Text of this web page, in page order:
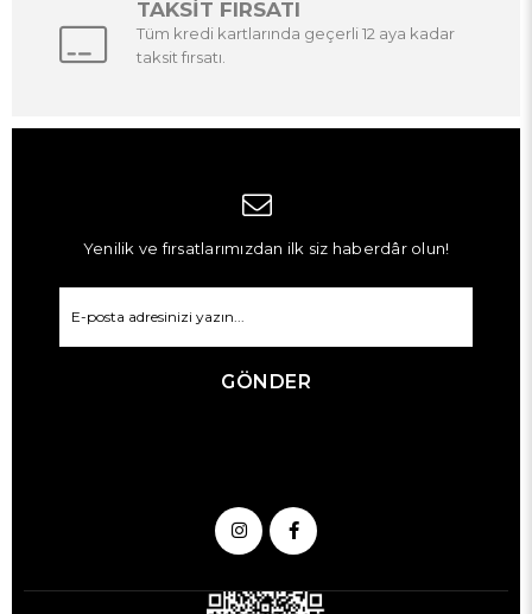
TAKSİT FIRSATI
Tüm kredi kartlarında geçerli 12 aya kadar
taksit fırsatı.
Yenilik ve fırsatlarımızdan ilk siz haberdâr olun!
GÖNDER